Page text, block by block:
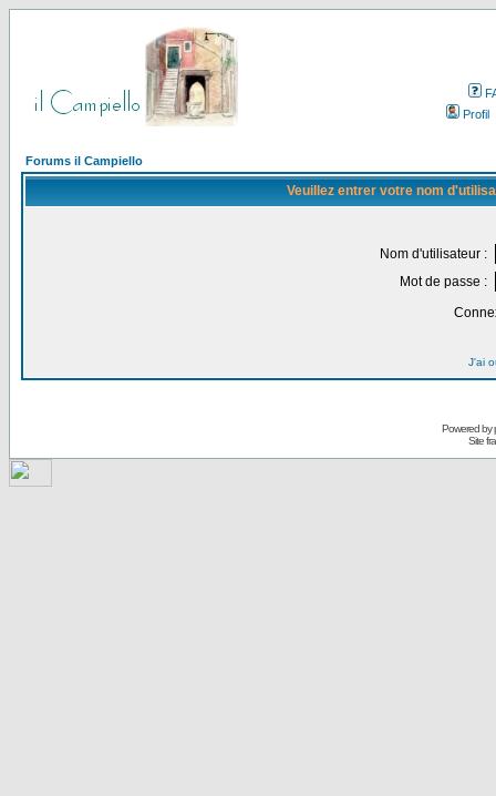
Profil
Forums il Campiello
Veuillez entrer votre nom
Nom d'utilisateur :
Mot de passe :
J'ai
Powered by
Site